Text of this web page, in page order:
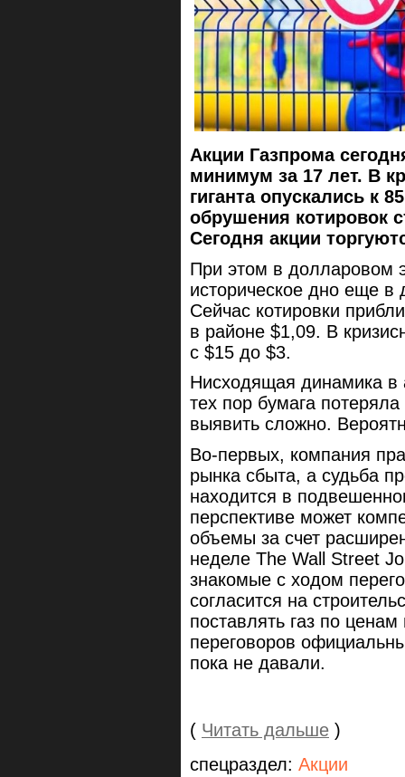
Акции Газпрома
минимум за 17 лет. В
гиганта опускались к
обрушения котировок
Сегодня акции
При этом в долларовом
историческое дно еще в
Сейчас котировки
в районе $1,09. В
с $15 до $3.
Нисходящая динамика в
тех пор бумага
выявить сложно.
Во-первых, компания
рынка сбыта, а судьба
находится в
перспективе может
объемы за счет
неделе The Wall Street
знакомые с ходом
согласится на
поставлять газ по
переговоров
пока не давали.
( Читать дальше )
спецраздел: Акции